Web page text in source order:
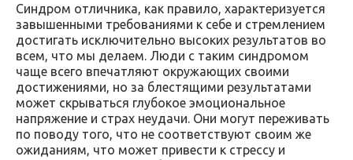
Синдром отличника, как правило, характеризуется
завышенными требованиями к себе и стремлением
достигать исключительно высоких результатов во
всем, что мы делаем. Люди с таким синдромом
чаще всего впечатляют окружающих своими
достижениями, но за блестящими результатами
может скрываться глубокое эмоциональное
напряжение и страх неудачи. Они могут переживать
по поводу того, что не соответствуют своим же
ожиданиям, что может привести к стрессу и